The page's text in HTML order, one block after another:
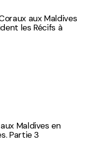
aux Maldives
les Récifs à
Maldives en
Partie 3